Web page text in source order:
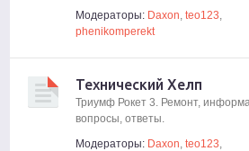
Модераторы: Daxon,teo123,
phenikomperekt
Технический Хелп
Триумф Рокет 3. Ремонт,
вопросы, ответы.
Модераторы: Daxon,teo123,